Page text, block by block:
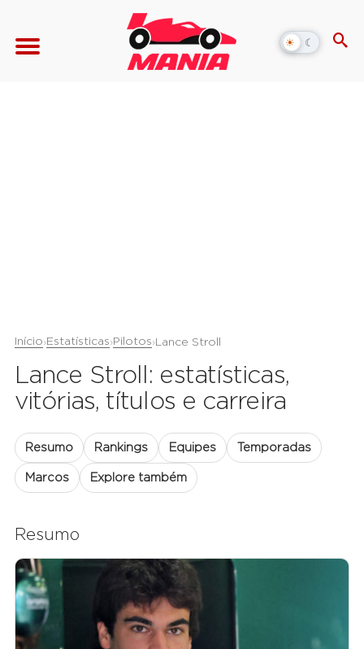
☀ ☾
Alternar
modo
Início›Estatísticas›Pilotos›Lance Stroll
Lance Stroll: estatísticas,
vitórias, títulos e carreira
Resumo Rankings Equipes Temporadas
Marcos Explore também
Resumo